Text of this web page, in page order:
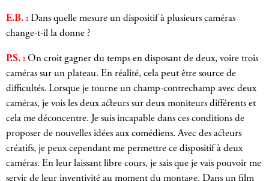
E.B. : Dans quelle mesure un dispositif à plusieurs caméras
change-t-il la donne ?
P.S. : On croit gagner du temps en disposant de deux, voire trois
caméras sur un plateau. En réalité, cela peut être source de
difficultés. Lorsque je tourne un champ-contrechamp avec deux
caméras, je vois les deux acteurs sur deux moniteurs différents et
cela me déconcentre. Je suis incapable dans ces conditions de
proposer de nouvelles idées aux comédiens. Avec des acteurs
créatifs, je peux cependant me permettre ce dispositif à deux
caméras. En leur laissant libre cours, je sais que je vais pouvoir me
servir de leur inventivité au moment du montage. Dans un film